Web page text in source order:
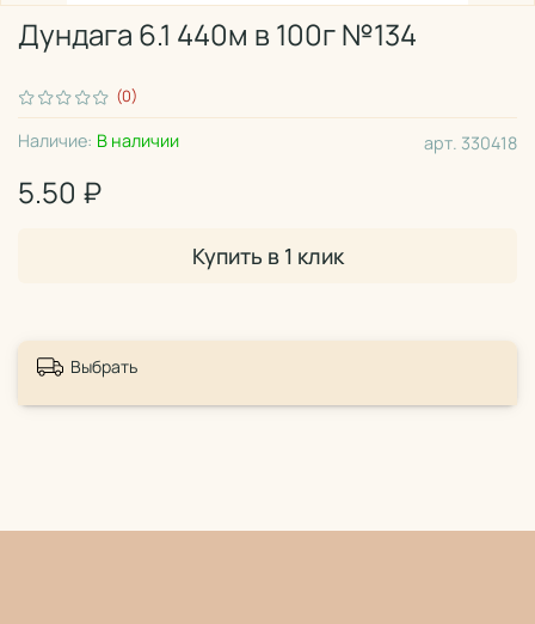
(0)
арт. 330418
Наличие: В наличии
Дундага 6.1 440м в 100г №134
5.50 ₽
Купить в 1 клик
Выбрать